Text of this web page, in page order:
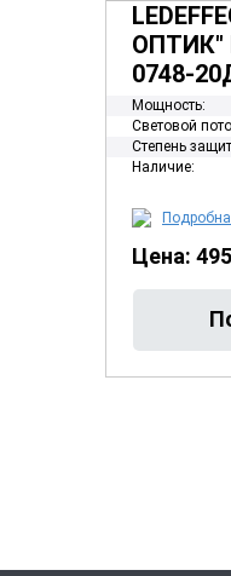
ОПТИК"
0748-
Мощность:
Световой
Степень
Наличие:
Цена: